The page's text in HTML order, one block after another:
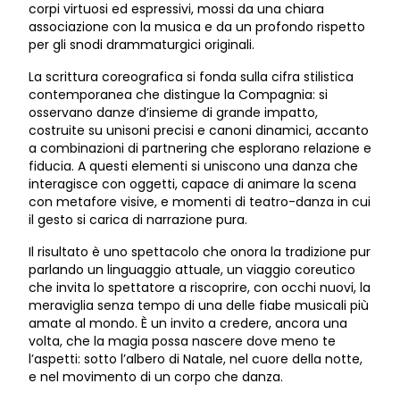
corpi virtuosi ed espressivi, mossi da una chiara
associazione con la musica e da un profondo rispetto
per gli snodi drammaturgici originali.
La scrittura coreografica si fonda sulla cifra stilistica
contemporanea che distingue la Compagnia: si
osservano danze d’insieme di grande impatto,
costruite su unisoni precisi e canoni dinamici, accanto
a combinazioni di partnering che esplorano relazione e
fiducia. A questi elementi si uniscono una danza che
interagisce con oggetti, capace di animare la scena
con metafore visive, e momenti di teatro-danza in cui
il gesto si carica di narrazione pura.
Il risultato è uno spettacolo che onora la tradizione pur
parlando un linguaggio attuale, un viaggio coreutico
che invita lo spettatore a riscoprire, con occhi nuovi, la
meraviglia senza tempo di una delle fiabe musicali più
amate al mondo. È un invito a credere, ancora una
volta, che la magia possa nascere dove meno te
l’aspetti: sotto l’albero di Natale, nel cuore della notte,
e nel movimento di un corpo che danza.